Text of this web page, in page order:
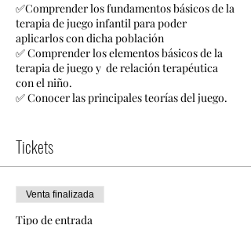
✅Comprender los fundamentos básicos de la
terapia de juego infantil para poder
aplicarlos con dicha población
✅ Comprender los elementos básicos de la
terapia de juego y de relación terapéutica
con el niño.
✅ Conocer las principales teorías del juego.
✅ Aprender fundamentos básicos de
evaluación a través del juego.
neuropsicobiología del juego.
✅ Aplicar los principios básicos de la técnica
de la charola de arena.
Tickets
Venta finalizada
Tipo de entrada